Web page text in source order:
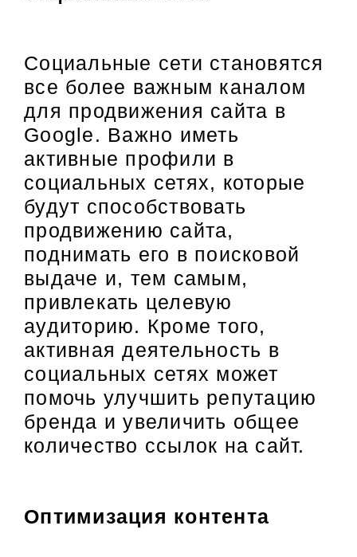
Социальные сети становятся
все более важным каналом
для продвижения сайта в
Google. Важно иметь
активные профили в
социальных сетях, которые
будут способствовать
продвижению сайта,
поднимать его в поисковой
выдаче и, тем самым,
привлекать целевую
аудиторию. Кроме того,
активная деятельность в
социальных сетях может
помочь улучшить репутацию
бренда и увеличить общее
количество ссылок на сайт.
Оптимизация контента